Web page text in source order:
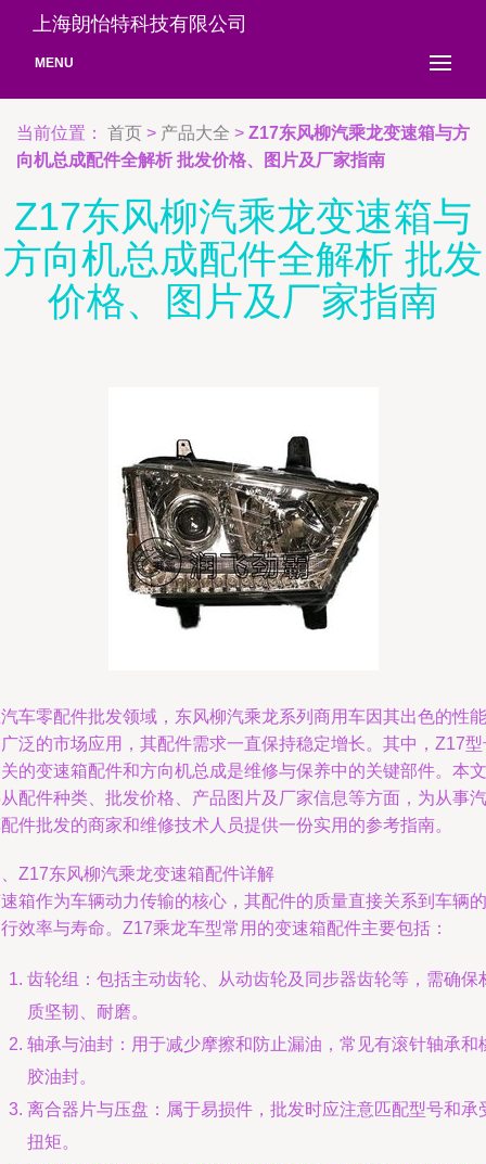
上海朗怡特科技有限公司
MENU
当前位置： 首页 > 产品大全 > Z17东风柳汽乘龙变速箱与方
向机总成配件全解析 批发价格、图片及厂家指南
Z17东风柳汽乘龙变速箱与
方向机总成配件全解析 批发
价格、图片及厂家指南
车零配件批发领域，东风柳汽乘龙系列商用车因其出色的性能
泛的市场应用，其配件需求一直保持稳定增长。其中，Z17型
的变速箱配件和方向机总成是维修与保养中的关键部件。本文
配件种类、批发价格、产品图片及厂家信息等方面，为从事汽
件批发的商家和维修技术人员提供一份实用的参考指南。
Z17东风柳汽乘龙变速箱配件详解
箱作为车辆动力传输的核心，其配件的质量直接关系到车辆的
效率与寿命。Z17乘龙车型常用的变速箱配件主要包括：
齿轮组：包括主动齿轮、从动齿轮及同步器齿轮等，需确保
质坚韧、耐磨。
轴承与油封：用于减少摩擦和防止漏油，常见有滚针轴承和
胶油封。
离合器片与压盘：属于易损件，批发时应注意匹配型号和承
扭矩。